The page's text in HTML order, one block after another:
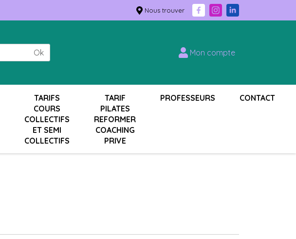
Nous trouver
Ok Mon compte
TARIFS
COURS
COLLECTIFS
ET SEMI
COLLECTIFS
TARIF
PILATES
REFORMER
COACHING
PRIVE
PROFESSEURS CONTACT